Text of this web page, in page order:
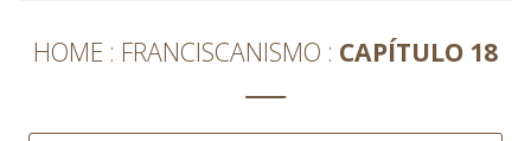
HOME FRANCISCANISMO CAPÍTULO 18